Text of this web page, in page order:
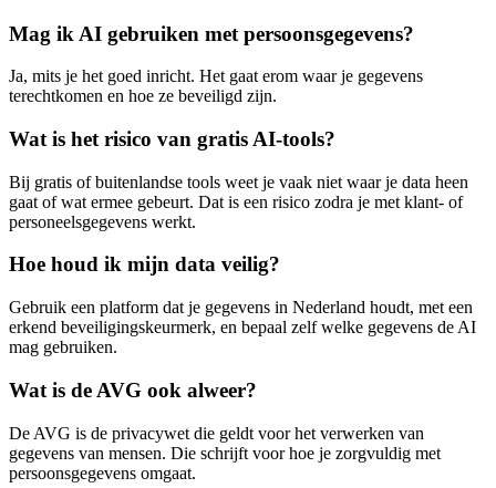
Mag ik AI gebruiken met persoonsgegevens?
Ja, mits je het goed inricht. Het gaat erom waar je gegevens
terechtkomen en hoe ze beveiligd zijn.
Wat is het risico van gratis AI-tools?
Bij gratis of buitenlandse tools weet je vaak niet waar je data heen
gaat of wat ermee gebeurt. Dat is een risico zodra je met klant- of
personeelsgegevens werkt.
Hoe houd ik mijn data veilig?
Gebruik een platform dat je gegevens in Nederland houdt, met een
erkend beveiligingskeurmerk, en bepaal zelf welke gegevens de AI
mag gebruiken.
Wat is de AVG ook alweer?
De AVG is de privacywet die geldt voor het verwerken van
gegevens van mensen. Die schrijft voor hoe je zorgvuldig met
persoonsgegevens omgaat.